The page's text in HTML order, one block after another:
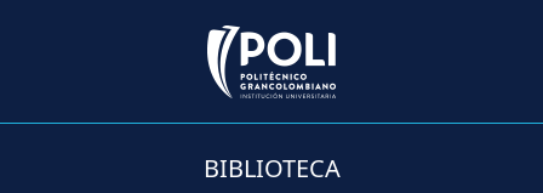
BIBLIOTECA